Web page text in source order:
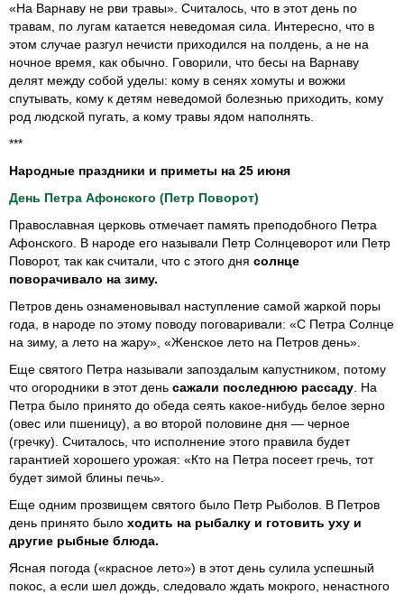
«На Варнаву не рви травы». Считалось, что в этот день по
травам, по лугам катается неведомая сила. Интересно, что в
этом случае разгул нечисти приходился на полдень, а не на
ночное время, как обычно. Говорили, что бесы на Варнаву
делят между собой уделы: кому в сенях хомуты и вожжи
спутывать, кому к детям неведомой болезнью приходить, кому
род людской пугать, а кому травы ядом наполнять.
***
Народные праздники и приметы на 25 июня
День Петра Афонского (Петр Поворот)
Православная церковь отмечает память преподобного Петра
Афонского. В народе его называли Петр Солнцеворот или Петр
Поворот, так как считали, что с этого дня солнце
поворачивало на зиму.
Петров день ознаменовывал наступление самой жаркой поры
года, в народе по этому поводу поговаривали: «С Петра Солнце
на зиму, а лето на жару», «Женское лето на Петров день».
Еще святого Петра называли запоздалым капустником, потому
что огородники в этот день сажали последнюю рассаду . На
Петра было принято до обеда сеять какое-нибудь белое зерно
(овес или пшеницу), а во второй половине дня — черное
(гречку). Считалось, что исполнение этого правила будет
гарантией хорошего урожая: «Кто на Петра посеет гречь, тот
будет зимой блины печь».
Еще одним прозвищем святого было Петр Рыболов. В Петров
день принято было ходить на рыбалку и готовить уху и
другие рыбные блюда.
Ясная погода («красное лето») в этот день сулила успешный
покос, а если шел дождь, следовало ждать мокрого, ненастного